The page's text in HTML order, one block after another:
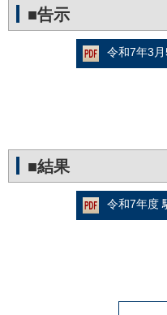
■告示
令和7年3
■結果
令和7年度